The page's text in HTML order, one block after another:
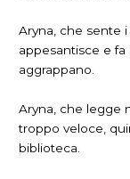
Aryna, che sente
appesantisce e
aggrappano.
Aryna, che legge
troppo veloce,
biblioteca.